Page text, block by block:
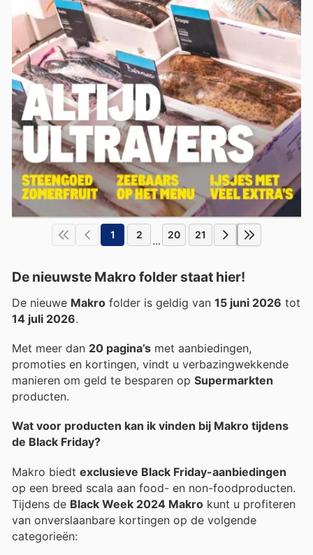
1 2 ... 20 21
De nieuwste Makro folder staat hier!
De nieuwe Makro folder is geldig van 15 juni 2026 tot
14 juli 2026.
Met meer dan 20 pagina’s met aanbiedingen,
promoties en kortingen, vindt u verbazingwekkende
manieren om geld te besparen op Supermarkten
producten.
Wat voor producten kan ik vinden bij Makro tijdens
de Black Friday?
Makro biedt exclusieve Black Friday-aanbiedingen
op een breed scala aan food- en non-foodproducten.
Tijdens de Black Week 2024 Makro kunt u profiteren
van onverslaanbare kortingen op de volgende
categorieën: